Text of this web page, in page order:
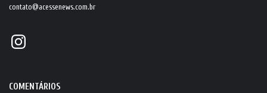
contato@acessenews.com.br
Instagram
COMENTÁRIOS